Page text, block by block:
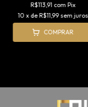
R$113,91 com Pix
10 x de R$11,99 sem juros
COMPRAR